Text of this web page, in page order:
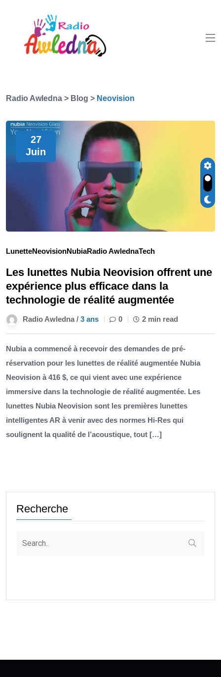
Radio Awledna > Blog > Neovision
27
Juin
LunetteNeovisionNubiaRadio AwlednaTech
Les lunettes Nubia Neovision offrent une
expérience plus efficace dans la
technologie de réalité augmentée
Radio Awledna / 3 ans 0 2 min read
Nubia a commencé à recevoir des demandes de pré-
réservation pour les lunettes de réalité augmentée Nubia
Neovision à 416 $, ce qui vient avec une expérience
immersive dans la technologie de réalité augmentée. Les
lunettes Nubia Neovision sont les premières lunettes
intelligentes AR à venir avec des normes Hi-Res qui
soulignent la qualité de l’acoustique, tout […]
Recherche